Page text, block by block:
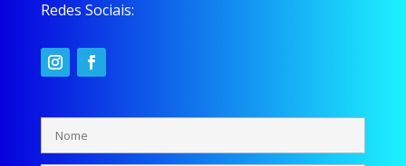
Redes Sociais: